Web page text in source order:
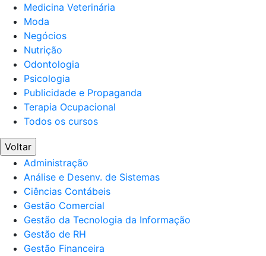
Medicina Veterinária
Moda
Negócios
Nutrição
Odontologia
Psicologia
Publicidade e Propaganda
Terapia Ocupacional
Todos os cursos
Voltar
Administração
Análise e Desenv. de Sistemas
Ciências Contábeis
Gestão Comercial
Gestão da Tecnologia da Informação
Gestão de RH
Gestão Financeira